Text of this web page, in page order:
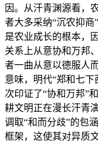
因。从汗青渊源看，
者大多采纳“沉农抑
是农业成长的根本，
关系上从意协和万邦
者一曲从意以德服人
意味，明代“郑和七
次印证了“协和万邦”
耕文明正在漫长汗青
调取“和而分歧”的包
框架，这使其对异质